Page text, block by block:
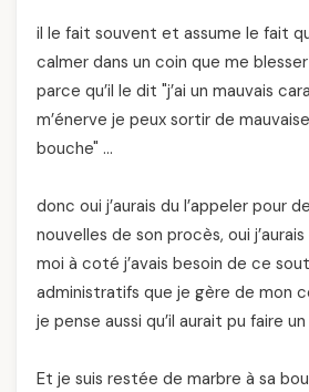
il le fait souvent et assume le fait
calmer dans un coin que me
parce qu’il le dit "j’ai un mauvais
m’énerve je peux sortir de
bouche" …
donc oui j’aurais du l’appeler pour
nouvelles de son procès, oui
moi à coté j’avais besoin de ce
administratifs que je gère de mon
je pense aussi qu’il aurait pu faire
Et je suis restée de marbre à sa